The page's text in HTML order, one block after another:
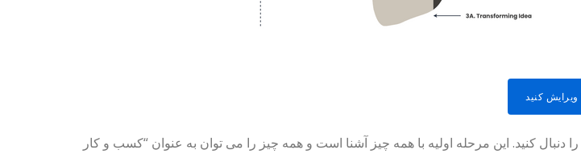
ویرایش کنید
را دنبال کنید. این مرحله اولیه با همه چیز آشنا است و همه چیز را می توان به عنوان “کسب و کار